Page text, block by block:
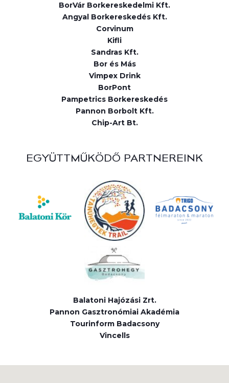
BorVár Borkereskedelmi Kft.
Angyal Borkereskedés Kft.
Corvinum
Kifli
Sandras Kft.
Bor és Más
Vimpex Drink
BorPont
Pampetrics Borkereskedés
Pannon Borbolt Kft.
Chip-Art Bt.
EGYÜTTMŰKÖDŐ PARTNEREINK
Balatoni Hajózási Zrt.
Pannon Gasztronómiai Akadémia
Tourinform Badacsony
Vincells